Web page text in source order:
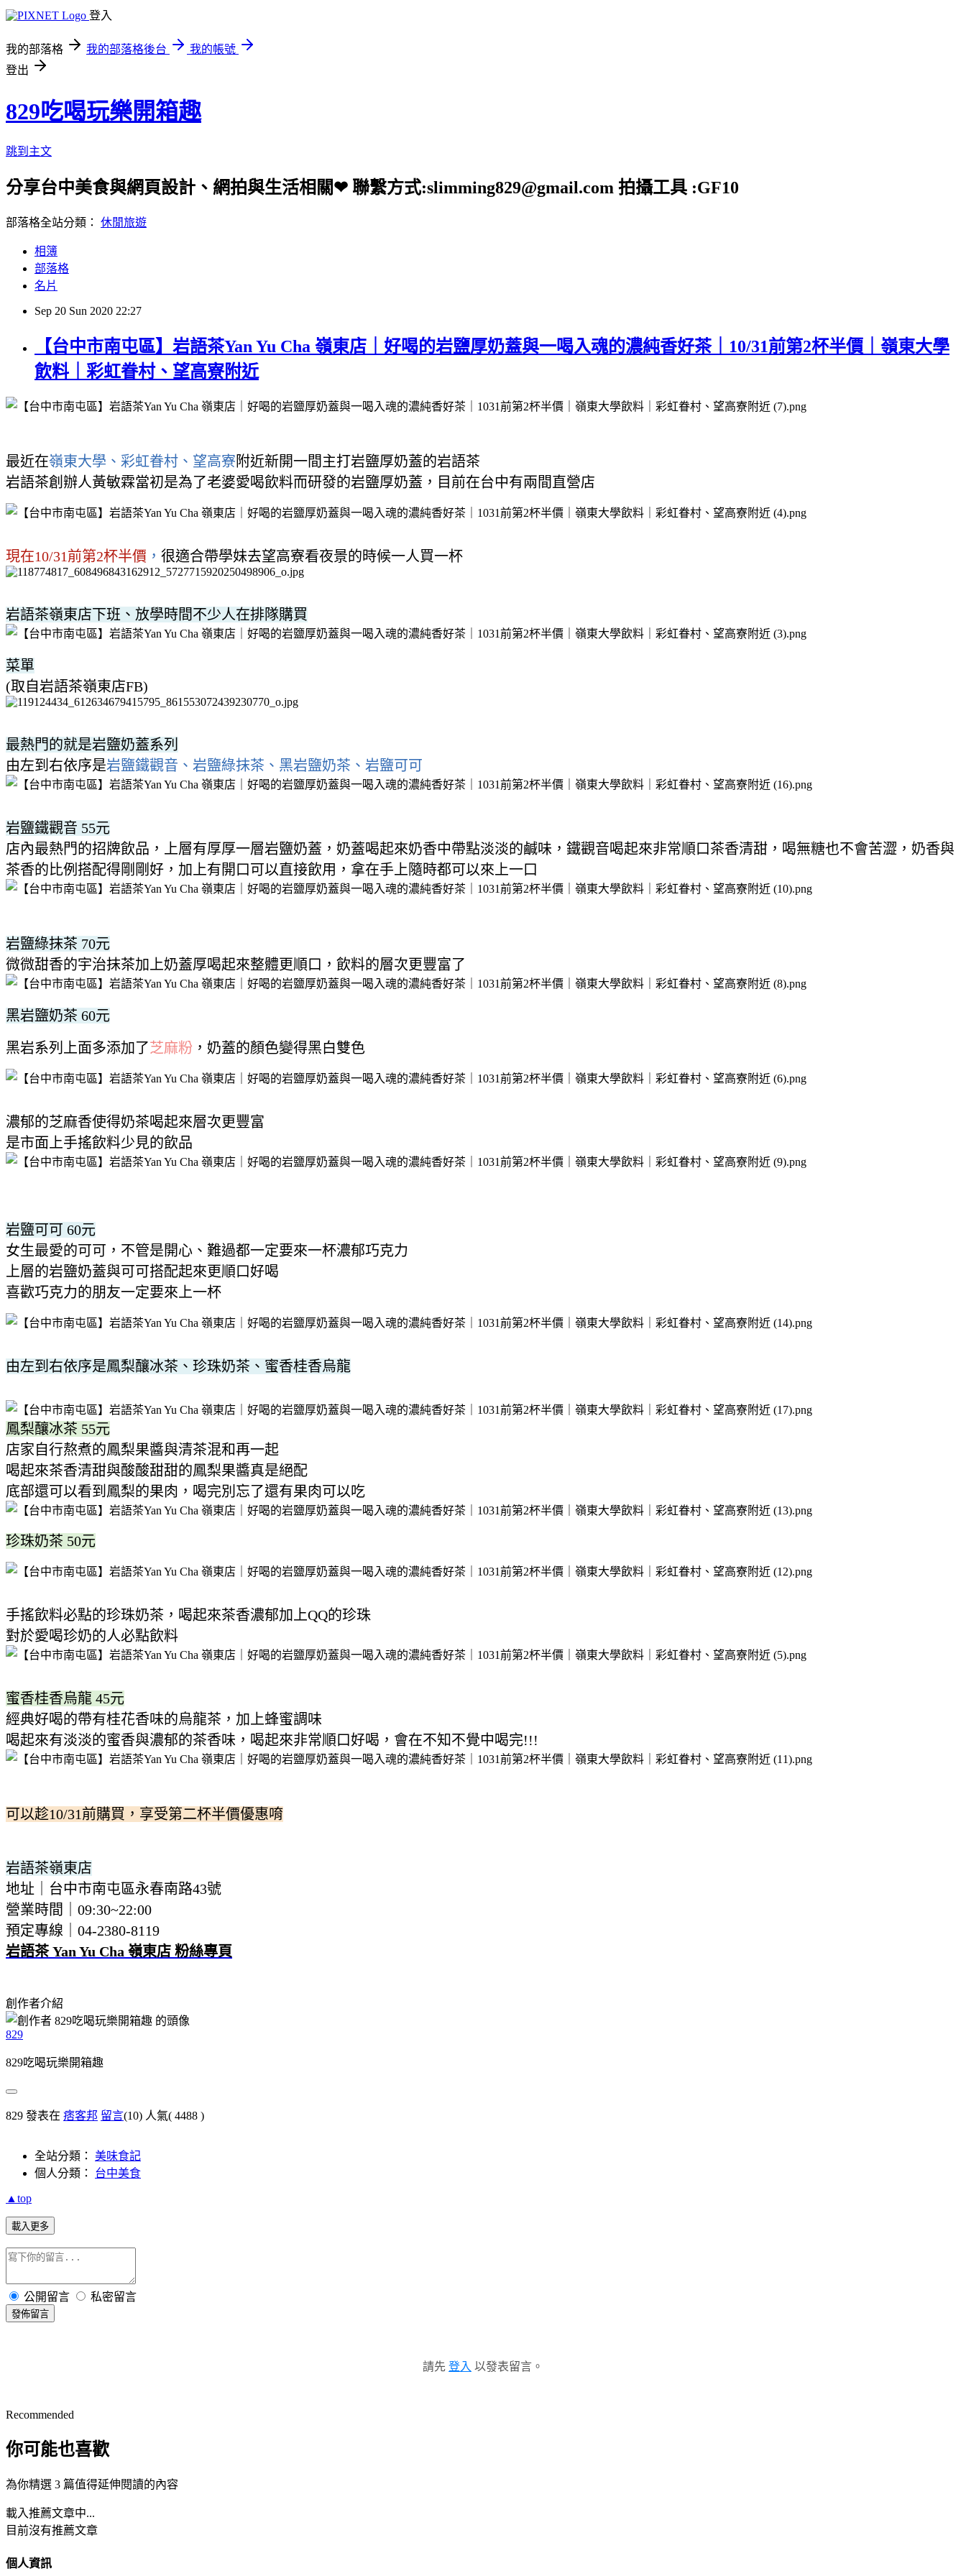
登入
我的部落格 我的部落格後台
我的帳號
登出
829吃喝玩樂開箱趣
跳到主文
分享台中美食與網頁設計、網拍與生活相關❤ 聯繫方式:slimming829@gmail.com 拍攝工具 :GF10
部落格全站分類： 休閒旅遊
相簿
部落格
名片
Sep 20 Sun 2020 22:27
【台中市南屯區】岩語茶Yan Yu Cha 嶺東店｜好喝的岩鹽厚奶蓋與一喝入魂的濃純香好茶｜10/31前第2杯半價｜嶺東大學
飲料｜彩虹眷村、望高寮附近
最近在嶺東大學、彩虹眷村、望高寮附近新開一間主打岩鹽厚奶蓋的岩語茶
岩語茶創辦人黃敏霖當初是為了老婆愛喝飲料而研發的岩鹽厚奶蓋，目前在台中有兩間直營店
現在10/31前第2杯半價 ， 很適合帶學妹去望高寮看夜景的時候一人買一杯
岩語茶嶺東店下班、放學時間不少人在排隊購買
菜單
(取自岩語茶嶺東店FB)
最熱門的就是岩鹽奶蓋系列
由左到右依序是岩鹽鐵觀音、岩鹽綠抹茶、黑岩鹽奶茶、岩鹽可可
岩鹽鐵觀音 55元
店內最熱門的招牌飲品，上層有厚厚一層岩鹽奶蓋，奶蓋喝起來奶香中帶點淡淡的鹹味，鐵觀音喝起來非常順口茶香清甜，喝無糖也不會苦澀，奶香與
茶香的比例搭配得剛剛好，加上有開口可以直接飲用，拿在手上隨時都可以來上一口
岩鹽綠抹茶 70元
微微甜香的宇治抹茶加上奶蓋厚喝起來整體更順口，飲料的層次更豐富了
黑岩鹽奶茶 60元
黑岩系列上面多添加了芝麻粉 ，奶蓋的顏色變得黑白雙色
濃郁的芝麻香使得奶茶喝起來層次更豐富
是市面上手搖飲料少見的飲品
岩鹽可可 60元
女生最愛的可可，不管是開心、難過都一定要來一杯濃郁巧克力
上層的岩鹽奶蓋與可可搭配起來更順口好喝
喜歡巧克力的朋友一定要來上一杯
由左到右依序是鳳梨釀冰茶、珍珠奶茶、蜜香桂香烏龍
鳳梨釀冰茶 55元
店家自行熬煮的鳳梨果醬與清茶混和再一起
喝起來茶香清甜與酸酸甜甜的鳳梨果醬真是絕配
底部還可以看到鳳梨的果肉，喝完別忘了還有果肉可以吃
珍珠奶茶 50元
手搖飲料必點的珍珠奶茶，喝起來茶香濃郁加上QQ的珍珠
對於愛喝珍奶的人必點飲料
蜜香桂香烏龍 45元
經典好喝的帶有桂花香味的烏龍茶，加上蜂蜜調味
喝起來有淡淡的蜜香與濃郁的茶香味，喝起來非常順口好喝，會在不知不覺中喝完!!!
可以趁10/31前購買，享受第二杯半價優惠唷
岩語茶嶺東店
地址｜台中市南屯區永春南路43號
營業時間｜09:30~22:00
預定專線｜04-2380-8119
岩語茶 Yan Yu Cha 嶺東店 粉絲專頁
創作者介紹
829
829吃喝玩樂開箱趣
829 發表在 痞客邦 留言(10) 人氣( 4488 )
全站分類： 美味食記
個人分類： 台中美食
▲top
載入更多
公開留言 私密留言
發佈留言
請先 登入 以發表留言。
Recommended
你可能也喜歡
為你精選 3 篇值得延伸閱讀的內容
載入推薦文章中...
目前沒有推薦文章
個人資訊